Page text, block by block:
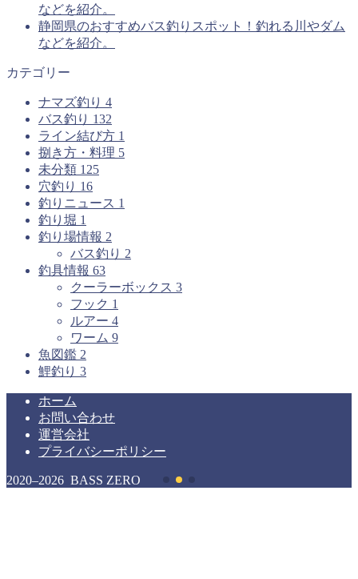
などを紹介。
静岡県のおすすめバス釣りスポット！釣れる川やダム
などを紹介。
カテゴリー
ナマズ釣り 4
バス釣り 132
ライン結び方 1
捌き方・料理 5
未分類 125
穴釣り 16
釣りニュース 1
釣り堀 1
釣り場情報 2
バス釣り 2
釣具情報 63
クーラーボックス 3
フック 1
ルアー 4
ワーム 9
魚図鑑 2
鯉釣り 3
ホーム
お問い合わせ
運営会社
プライバシーポリシー
2020–2026 BASS ZERO